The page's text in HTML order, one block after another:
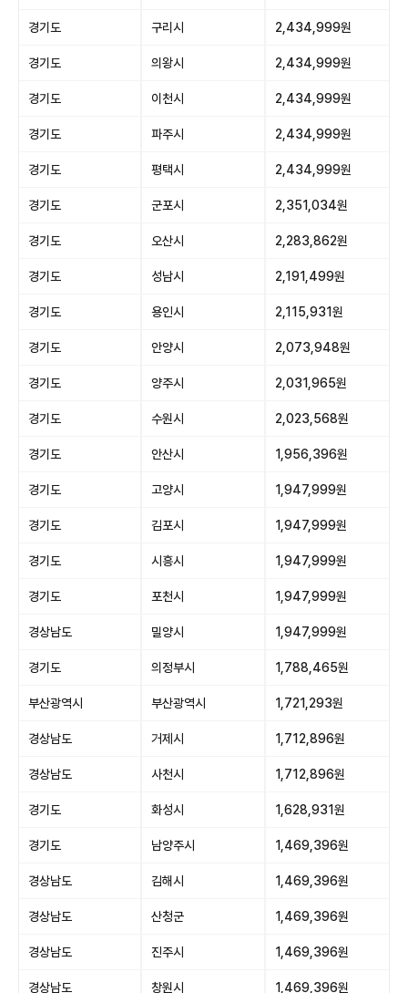
경기도 구리시 2,434,999원
경기도 의왕시 2,434,999원
경기도 이천시 2,434,999원
경기도 파주시 2,434,999원
경기도 평택시 2,434,999원
경기도 군포시 2,351,034원
경기도 오산시 2,283,862원
경기도 성남시 2,191,499원
경기도 용인시 2,115,931원
경기도 안양시 2,073,948원
경기도 양주시 2,031,965원
경기도 수원시 2,023,568원
경기도 안산시 1,956,396원
경기도 고양시 1,947,999원
경기도 김포시 1,947,999원
경기도 시흥시 1,947,999원
경기도 포천시 1,947,999원
경상남도 밀양시 1,947,999원
경기도 의정부시 1,788,465원
부산광역시 부산광역시 1,721,293원
경상남도 거제시 1,712,896원
경상남도 사천시 1,712,896원
경기도 화성시 1,628,931원
경기도 남양주시 1,469,396원
경상남도 김해시 1,469,396원
경상남도 산청군 1,469,396원
경상남도 진주시 1,469,396원
경상남도 창원시 1,469,396원